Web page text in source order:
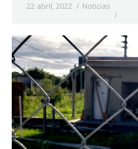
22 abril, 2022 Noticias